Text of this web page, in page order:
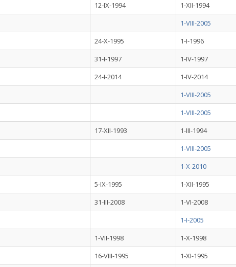
12-IX-1994
1-XII-1994
1-VIII-2005
24-X-1995
1-I-1996
31-I-1997
1-IV-1997
24-I-2014
1-IV-2014
1-VIII-2005
1-VIII-2005
17-XII-1993
1-III-1994
1-VIII-2005
1-X-2010
5-IX-1995
1-XII-1995
31-III-2008
1-VI-2008
1-I-2005
1-VII-1998
1-X-1998
16-VIII-1995
1-XI-1995